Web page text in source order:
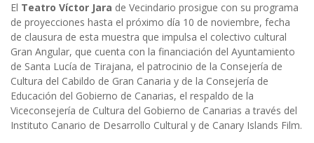
El Teatro Víctor Jara de Vecindario prosigue con su programa
de proyecciones hasta el próximo día 10 de noviembre, fecha
de clausura de esta muestra que impulsa el colectivo cultural
Gran Angular, que cuenta con la financiación del Ayuntamiento
de Santa Lucía de Tirajana, el patrocinio de la Consejería de
Cultura del Cabildo de Gran Canaria y de la Consejería de
Educación del Gobierno de Canarias, el respaldo de la
Viceconsejería de Cultura del Gobierno de Canarias a través del
Instituto Canario de Desarrollo Cultural y de Canary Islands Film.